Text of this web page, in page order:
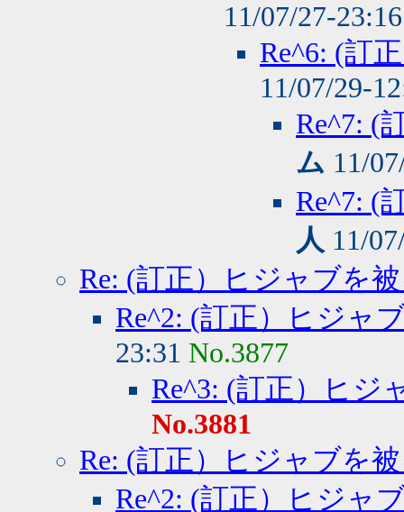
11/07/27-
Re^6: (訂
11/07/29-
Re^7: (
ム 11/
Re^7: (
人 11/
Re: (訂正）ヒジャブを
Re^2: (訂正）ヒジャ
23:31 No.3877
Re^3: (訂正）ヒジ
No.3881
Re: (訂正）ヒジャブを
Re^2: (訂正）ヒジャ